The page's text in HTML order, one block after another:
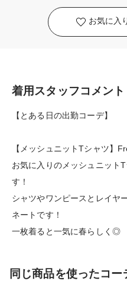
お気に入
着用スタッフコメント
【とある日の出勤コーデ】
【メッシュニットTシャツ】
お気に入りのメッシュニット
す！
シャツやワンピースとレイヤ
ネートです！
一枚着ると一気に春らしく◎
同じ商品を使ったコー